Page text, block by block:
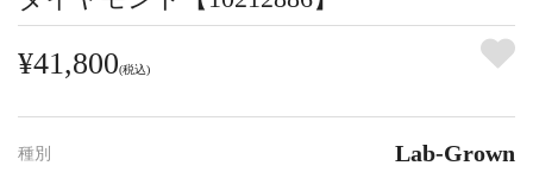
¥41,800(税込)
種別 Lab-Grown